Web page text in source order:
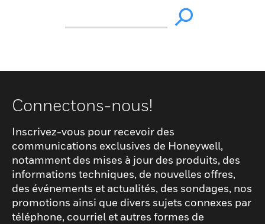
Connectons-nous!
Inscrivez-vous pour recevoir des
communications exclusives de Honeywell,
notamment des mises à jour des produits, des
informations techniques, de nouvelles offres,
des événements et actualités, des sondages, nos
promotions ainsi que divers sujets connexes par
téléphone, courriel et autres formes de